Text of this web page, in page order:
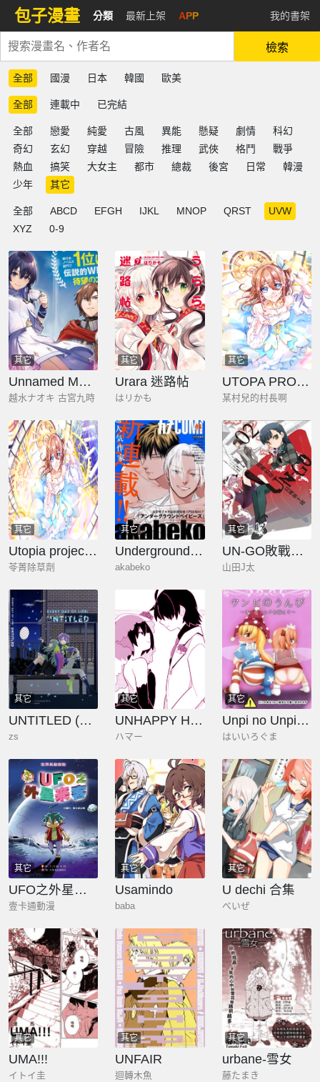
包子漫畫 分類 最新上架 APP 我的書架
檢索
全部 國漫 日本 韓國 歐美
全部 連載中 已完結
全部 戀愛 純愛 古風 異能 懸疑 劇情
科幻
奇幻
玄幻 穿越 冒險 推理 武俠 格鬥
戰爭
熱血
搞笑 大女主 都市 總裁 後宮 日常
韓漫
少年
其它
全部 ABCD EFGH IJKL MNOP QRST
UVW
XYZ
0-9
其它
Unnamed Memory
越水ナオキ 古宮九時
其它
Urara 迷路帖
はリかも
其它
UTOPA PROJECT 夜闌
某村兒的村長啊
其它
Utopia project 夜闌
苓菁除草劑
其它
Underground Babys
akabeko
其它
UN‐GO敗戰偵探‧結城新十郎
山田J太
其它
UNTITLED (類寧)
zs
其它
UNHAPPY HAPPY ANTINOMY
ハマー
其它
Unpi no Unpi ~Sunny Milk o Soete~
はいいろぐま
其它
UFO之外星來客
壹卡通動漫
其它
Usamindo
baba
其它
U dechi 合集
べいぜ
其它
UMA!!!
イトイ圭
其它
UNFAIR
迴轉木魚
其它
urbane-雪女
藤たまき